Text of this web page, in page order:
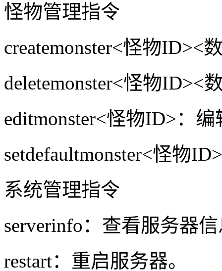
怪物管理指令
createmonster<怪物ID><
deletemonster<怪物ID><
editmonster<怪物ID>：
setdefaultmonster<怪物
系统管理指令
serverinfo：查看服务器
restart：重启服务器。